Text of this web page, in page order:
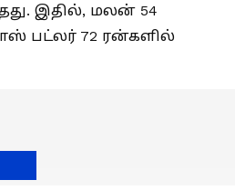
இதில், மலன் 54
பட்லர் 72 ரன்களில்